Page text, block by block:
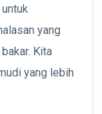
yang
Kita
yang lebih